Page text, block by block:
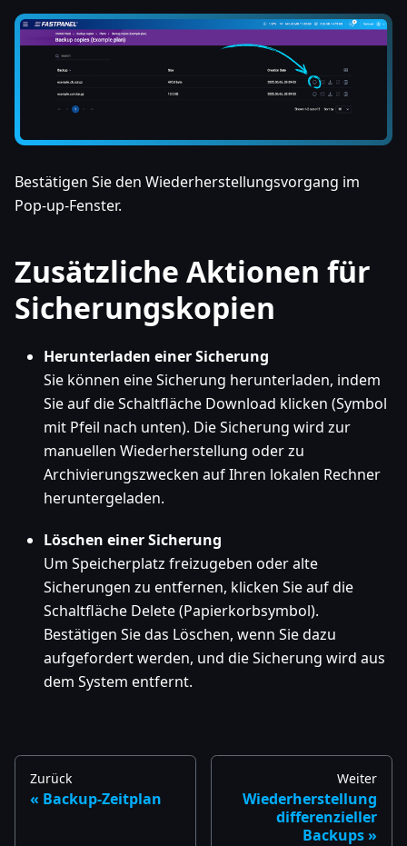
Bestätigen Sie den Wiederherstellungsvorgang im
Pop-up-Fenster.
Zusätzliche Aktionen für
Sicherungskopien
Herunterladen einer Sicherung
Sie können eine Sicherung herunterladen, indem
Sie auf die Schaltfläche Download klicken (Symbol
mit Pfeil nach unten). Die Sicherung wird zur
manuellen Wiederherstellung oder zu
Archivierungszwecken auf Ihren lokalen Rechner
heruntergeladen.
Löschen einer Sicherung
Um Speicherplatz freizugeben oder alte
Sicherungen zu entfernen, klicken Sie auf die
Schaltfläche Delete (Papierkorbsymbol).
Bestätigen Sie das Löschen, wenn Sie dazu
aufgefordert werden, und die Sicherung wird aus
dem System entfernt.
Zurück
Backup-Zeitplan
Weiter
Wiederherstellung
differenzieller
Backups